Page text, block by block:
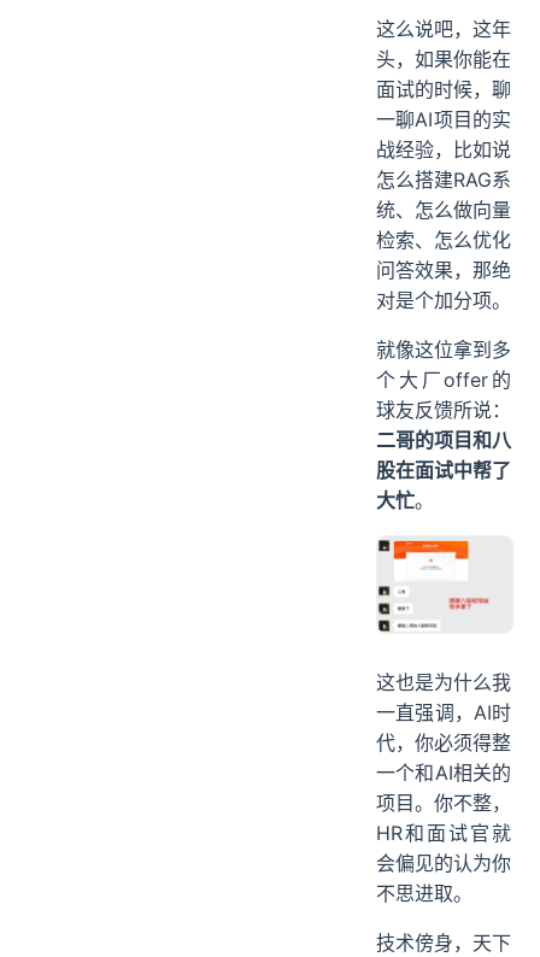
这么说吧，这年
头，如果你能在
面试的时候，聊
一聊AI项目的实
战经验，比如说
怎么搭建RAG系
统、怎么做向量
检索、怎么优化
问答效果，那绝
对是个加分项。
就像这位拿到多
个大厂offer的
球友反馈所说：
二哥的项目和八
股在面试中帮了
大忙。
这也是为什么我
一直强调，AI时
代，你必须得整
一个和AI相关的
项目。你不整，
HR和面试官就
会偏见的认为你
不思进取。
技术傍身，天下